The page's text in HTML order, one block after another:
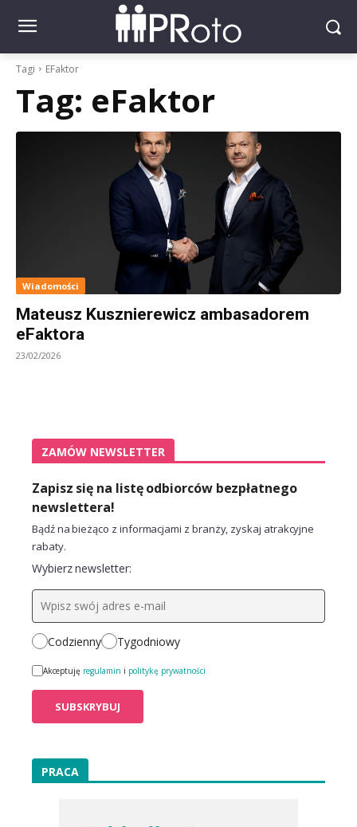
Tagi EFaktor
Tag: eFaktor
Wiadomości
Mateusz Kusznierewicz ambasadorem
eFaktora
23/02/2026
ZAMÓW NEWSLETTER
Zapisz się na listę odbiorców bezpłatnego
newslettera!
Bądź na bieżąco z informacjami z branży, zyskaj atrakcyjne
rabaty.
Wybierz newsletter:
Codzienny Tygodniowy
Akceptuję regulamin i politykę prywatności
PRACA